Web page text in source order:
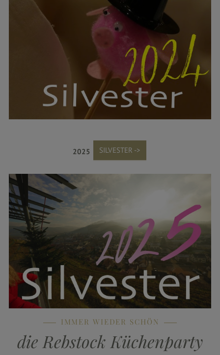
Genuss
Umgebung
2025 SILVESTER ->
IMMER WIEDER SCHÖN
die Rebstock Küchenparty